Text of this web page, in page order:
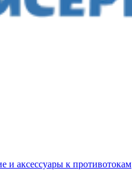
и аксессуары к противотокам